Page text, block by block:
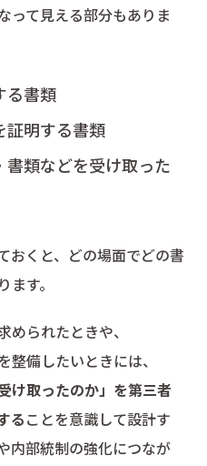
って見える部分もありま
る書類
証明する書類
類などを受け取った
おくと、どの場面でどの書
す。
られたときや、
備したいときには、
け取ったのか」を第三者
ることを意識して設計す
内部統制の強化につなが